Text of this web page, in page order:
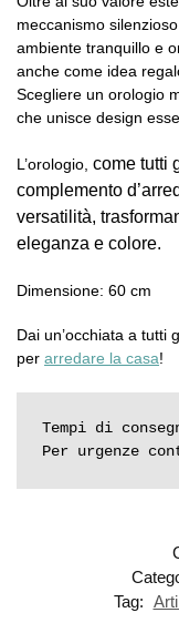
meccanismo
ambiente tranquillo e
anche come idea
Scegliere un orologio
che unisce design
L’orologio, come tutti
complemento
versatilità,
eleganza e colore.
Dimensione: 60 cm
Dai un’occhiata a tutti
per arredare la casa!
Tempi di
Per urgenze
Tag: